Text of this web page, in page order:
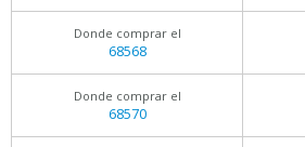
Donde comprar el
68568
Donde comprar el
68570